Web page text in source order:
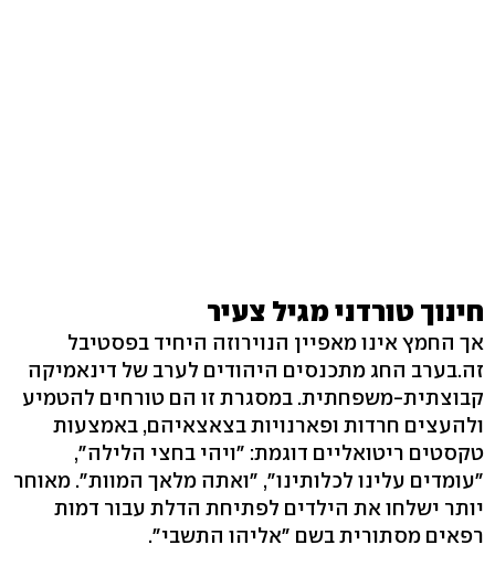
חינוך טורדני מגיל צעיר
אך החמץ אינו מאפיין הנוירוזה היחיד בפסטיבל
זה.בערב החג מתכנסים היהודים לערב של דינאמיקה
קבוצתית-משפחתית. במסגרת זו הם טורחים להטמיע
ולהעצים חרדות ופארנויות בצאצאיהם, באמצעות
טקסטים ריטואליים דוגמת: "ויהי בחצי הלילה",
"עומדים עלינו לכלותינו", "ואתה מלאך המוות". מאוחר
יותר ישלחו את הילדים לפתיחת הדלת עבור דמות
רפאים מסתורית בשם "אליהו התשבי".